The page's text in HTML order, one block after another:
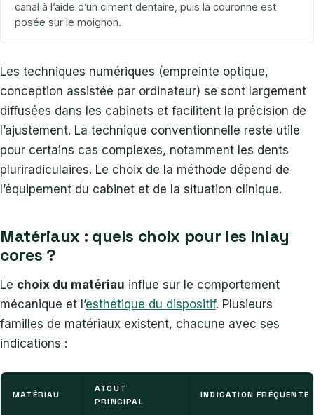
canal à l’aide d’un ciment dentaire, puis la couronne est
posée sur le moignon.
Les techniques numériques (empreinte optique,
conception assistée par ordinateur) se sont largement
diffusées dans les cabinets et facilitent la précision de
l’ajustement. La technique conventionnelle reste utile
pour certains cas complexes, notamment les dents
pluriradiculaires. Le choix de la méthode dépend de
l’équipement du cabinet et de la situation clinique.
Matériaux : quels choix pour les inlay
cores ?
Le choix du matériau influe sur le comportement
mécanique et l’esthétique du dispositif. Plusieurs
familles de matériaux existent, chacune avec ses
indications :
MATÉRIAU
ATOUT
PRINCIPAL
INDICATION FRÉQUENTE